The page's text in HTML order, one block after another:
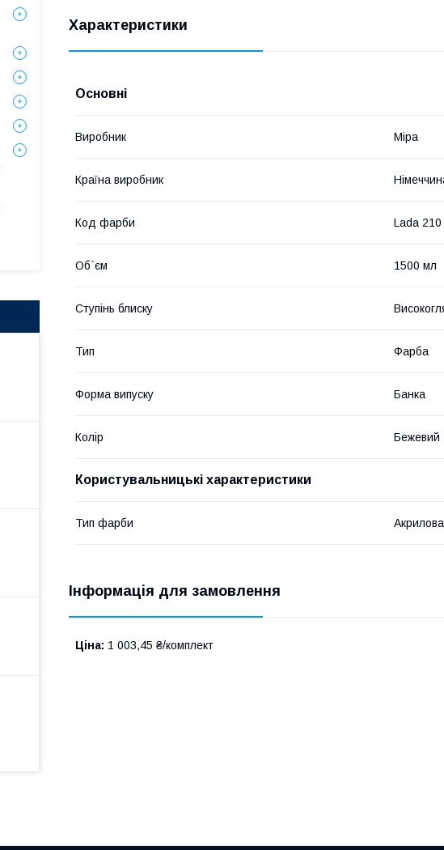
Характеристики
Основні
Виробник Mipa
Країна виробник
Код фарби Lada 210
Об`єм 1500 мл
Ступінь блиску
Тип Фарба
Форма випуску Банка
Колір Бежевий
Користувальницькі характеристики
Тип фарби
Інформація для замовлення
Ціна: 1 003,45 ₴/комплект